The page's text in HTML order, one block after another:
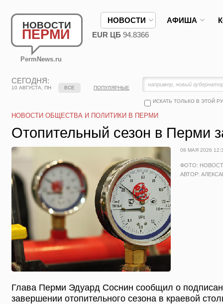
НОВОСТИ
ПЕРМИ
PermNews.ru
НОВОСТИ АФИША
EUR ЦБ 94.8366
СЕГОДНЯ:
10 АВГУСТА, ПН
ИСКАТЬ ТОЛЬКО В ЭТОЙ
ВСЕ ПОПУЛЯРНЫЕ
НОВОСТИ ОБЩЕСТВА И ПОЛИТИКИ В ПЕРМИ
Отопительный сезон в Перми
08 МАЯ 2026
ФОТО:
АВТОР:
Глава Перми Эдуард Соснин сообщил о
завершении отопительного сезона в краевой